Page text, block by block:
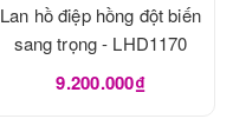
Lan hồ điệp hồng đột biến
sang trọng - LHD1170
9.200.000₫